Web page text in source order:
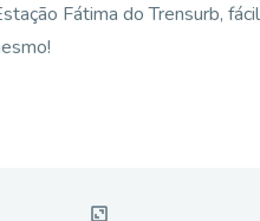
Fátima do Trensurb,